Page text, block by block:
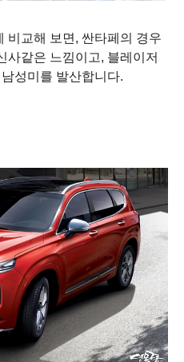
비교해 보면, 싼타페의 경우
사같은 느낌이고, 블레이저
성미를 발산합니다.